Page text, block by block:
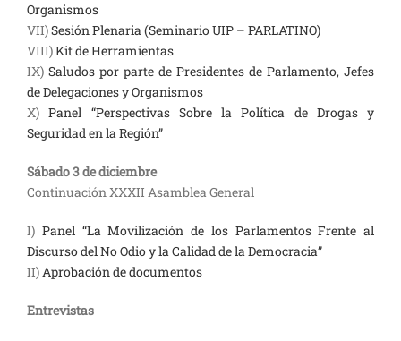
Organismos
VII)Sesión Plenaria (Seminario UIP – PARLATINO)
VIII)Kit de Herramientas
IX) Saludos por parte de Presidentes de Parlamento, Jefes
de Delegaciones y Organismos
X)Panel “Perspectivas Sobre la Política de Drogas y
Seguridad en la Región”
Sábado 3 de diciembre
Continuación XXXII Asamblea General
I) Panel “La Movilización de los Parlamentos Frente al
Discurso del No Odio y la Calidad de la Democracia”
II)Aprobación de documentos
Entrevistas